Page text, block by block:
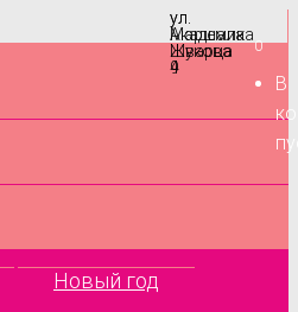
ул.
Маршала
Жукова
9
ул.
Академика
Шварца
4
0
В
Новый год